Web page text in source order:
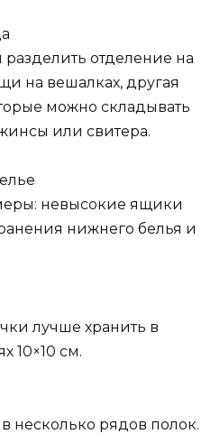
отделение на
на вешалках, другая
можно складывать
или свитера.
невысокие ящики
нижнего белья и
лучше хранить в
10×10 см.
несколько рядов полок.